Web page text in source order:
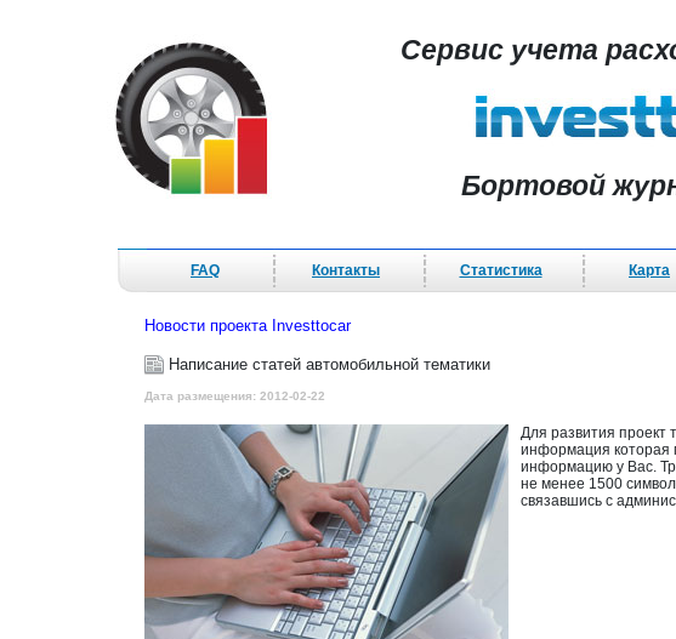
Сервис учета
Бортовой
FAQ Контакты Статистика Карта
Новости проекта Investtocar
Написание статей автомобильной тематики
Дата размещения: 2012-02-22
Для развития проект
информация которая
информацию у Вас.
не менее 1500
связавшись с